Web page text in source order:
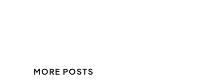
MORE POSTS